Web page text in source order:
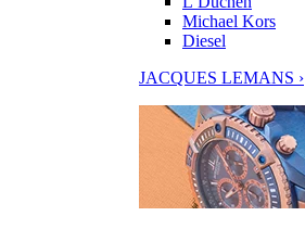
Michael Kors
Diesel
JACQUES LEMANS ›